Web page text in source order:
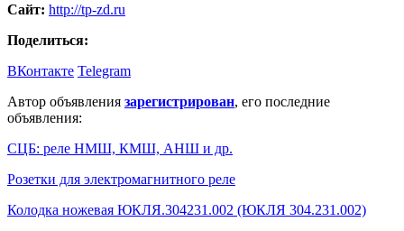
Сайт: http://tp-zd.ru
Поделиться:
ВКонтакте Telegram
Автор объявления зарегистрирован, его последние
объявления:
СЦБ: реле НМШ, КМШ, АНШ и др.
Розетки для электромагнитного реле
Колодка ножевая ЮКЛЯ.304231.002 (ЮКЛЯ 304.231.002)